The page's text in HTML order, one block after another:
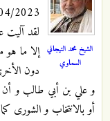
الشيخ محمد التيجاني
السماوي
- 04:14
لقد
إلا ما
دون
و علي بن أبي طالب و أن
أو بالانتخاب و الشورى